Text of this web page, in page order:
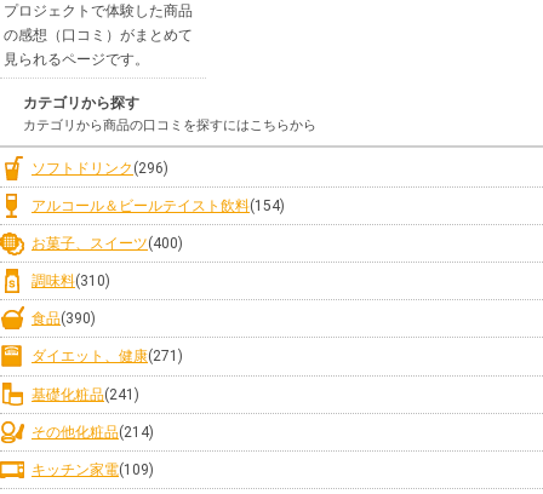
プロジェクトで体験した商品
の感想（口コミ）がまとめて
見られるページです。
カテゴリから探す
カテゴリから商品の口コミを探すにはこちらから
ソフトドリンク (296)
アルコール＆ビールテイスト飲料(154)
お菓子、スイーツ(400)
調味料(310)
食品(390)
ダイエット、健康(271)
基礎化粧品(241)
その他化粧品(214)
キッチン家電(109)